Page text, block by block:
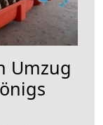
Umzug